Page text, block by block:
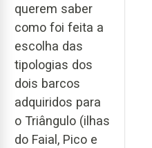
querem saber
como foi feita a
escolha das
tipologias dos
dois barcos
adquiridos para
o Triângulo (ilhas
do Faial, Pico e